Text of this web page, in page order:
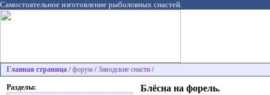
Самостоятельное изготовление рыболовных снастей.
Главная страница / форум / Заводские снасти /
Разделы:
Блёсна на форель.